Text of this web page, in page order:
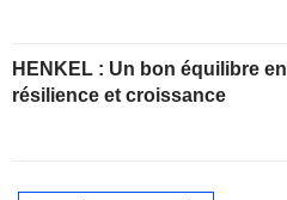
HENKEL : Un bon équilibre entre
résilience et croissance